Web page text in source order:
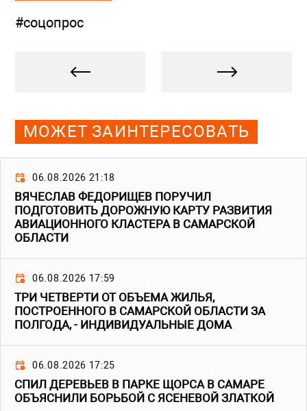
#соцопрос
МОЖЕТ ЗАИНТЕРЕСОВАТЬ
06.08.2026 21:18
ВЯЧЕСЛАВ ФЕДОРИЩЕВ ПОРУЧИЛ
ПОДГОТОВИТЬ ДОРОЖНУЮ КАРТУ РАЗВИТИЯ
АВИАЦИОННОГО КЛАСТЕРА В САМАРСКОЙ
ОБЛАСТИ
06.08.2026 17:59
ТРИ ЧЕТВЕРТИ ОТ ОБЪЕМА ЖИЛЬЯ,
ПОСТРОЕННОГО В САМАРСКОЙ ОБЛАСТИ ЗА
ПОЛГОДА, - ИНДИВИДУАЛЬНЫЕ ДОМА
06.08.2026 17:25
СПИЛ ДЕРЕВЬЕВ В ПАРКЕ ЩОРСА В САМАРЕ
ОБЪЯСНИЛИ БОРЬБОЙ С ЯСЕНЕВОЙ ЗЛАТКОЙ